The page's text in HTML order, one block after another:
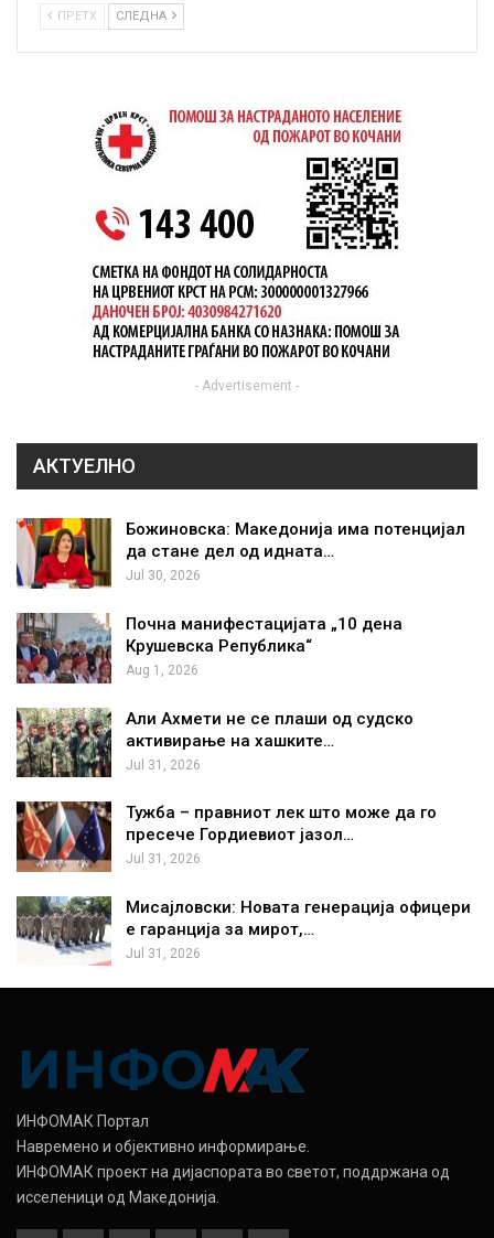
ПРЕТХ СЛЕДНА
- Advertisement -
АКТУЕЛНО
Божиновска: Македонија има потенцијал
да стане дел од идната…
Jul 30, 2026
Почна манифестацијата „10 дена
Крушевска Република“
Aug 1, 2026
Али Ахмети не се плаши од судско
активирање на хашките…
Jul 31, 2026
Тужба – правниот лек што може да го
пресече Гордиевиот јазол…
Jul 31, 2026
Мисајловски: Новата генерација офицери
е гаранција за мирот,…
Jul 31, 2026
ИНФОМАК Портал
Навремено и објективно информирање.
ИНФОМАК проект на дијаспората во светот, поддржана од
исселеници од Македонија.